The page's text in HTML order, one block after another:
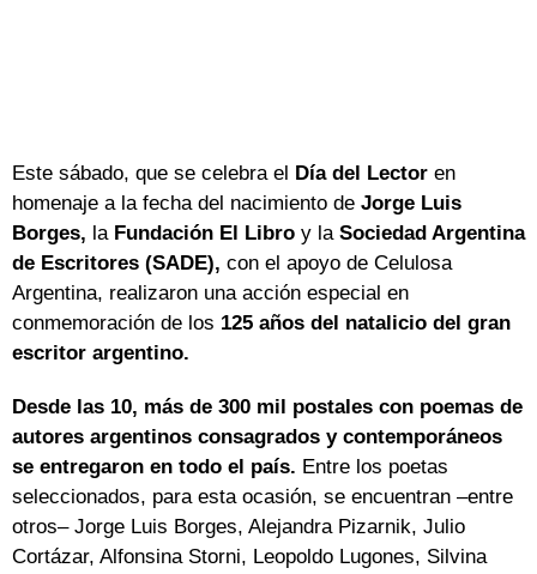
Este sábado, que se celebra el Día del Lector en
homenaje a la fecha del nacimiento de Jorge Luis
Borges, la Fundación El Libro y laSociedad Argentina
de Escritores (SADE), con el apoyo de Celulosa
Argentina, realizaron una acción especial en
conmemoración de los 125 años del natalicio del gran
escritor argentino.
Desde las 10, más de 300 mil postales con poemas de
autores argentinos consagrados y contemporáneos
se entregaron en todo el país. Entre los poetas
seleccionados, para esta ocasión, se encuentran –entre
otros– Jorge Luis Borges, Alejandra Pizarnik, Julio
Cortázar, Alfonsina Storni, Leopoldo Lugones, Silvina